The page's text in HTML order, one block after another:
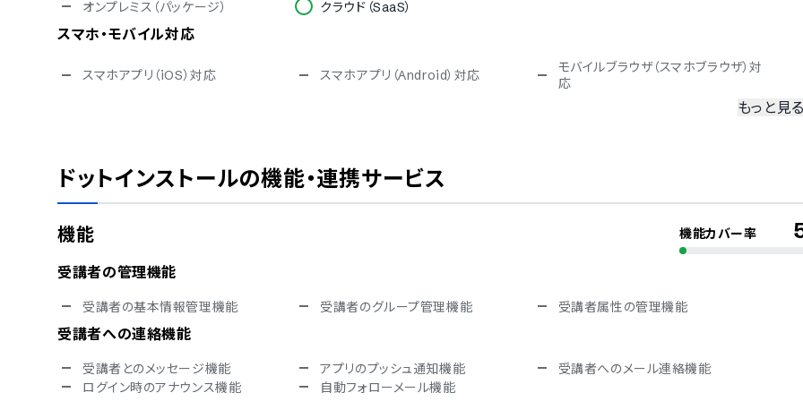
オンプレミス（パッケージ） クラウド（SaaS）
スマホ・モバイル対応
スマホアプリ（iOS）対応 スマホアプリ（Android）対応
モバイルブラウザ（スマホブラウザ）対
応
シングルサインオン
対応言語
中国語
フィンランド語
イタリア語
ポルトガル語
ロシア語
スペイン語
タイ語
インドネシア語
ブルガリア語
チェコ語
もっと見る
ドットインストールの機能・連携サービス
機能 機能カバー率
受講者の管理機能
受講者の基本情報管理機能 受講者のグループ管理機能 受講者属性の管理機能
受講者への連絡機能
受講者とのメッセージ機能 アプリのプッシュ通知機能
受講者へのメール連絡機能
ログイン時のアナウンス機能
自動フォローメール機能